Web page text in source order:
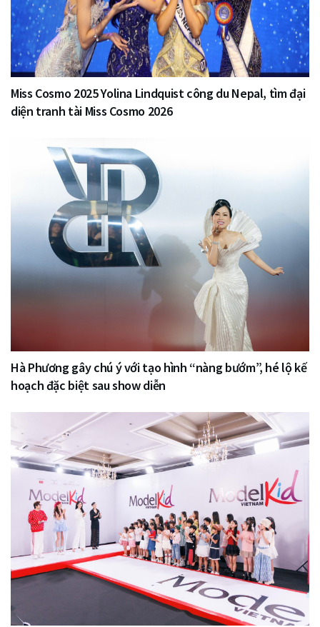
Miss Cosmo 2025 Yolina Lindquist công du Nepal, tìm đại
diện tranh tài Miss Cosmo 2026
Hà Phương gây chú ý với tạo hình “nàng bướm”, hé lộ kế
hoạch đặc biệt sau show diễn